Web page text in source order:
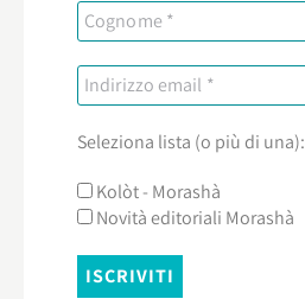
Seleziona lista (o più di una):
Kolòt - Morashà
Novità editoriali Morashà